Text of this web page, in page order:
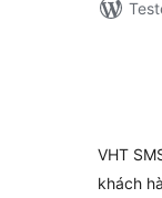
VHT
khách